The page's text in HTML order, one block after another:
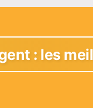
: les